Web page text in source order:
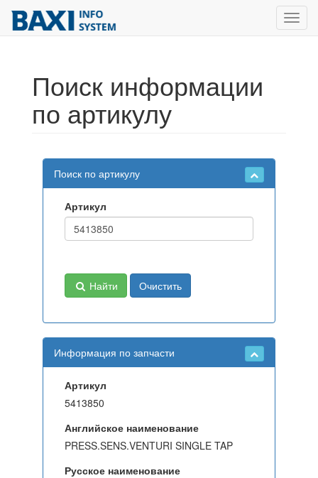
Поиск информации
по артикулу
Поиск по артикулу
Артикул
Найти Очистить
Информация по запчасти
Артикул
5413850
Английское наименование
PRESS.SENS.VENTURI SINGLE TAP
Русское наименование